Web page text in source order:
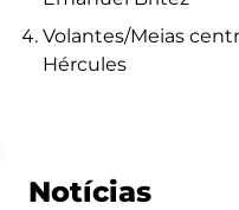
Volantes/Meias
Hércules
Notícias